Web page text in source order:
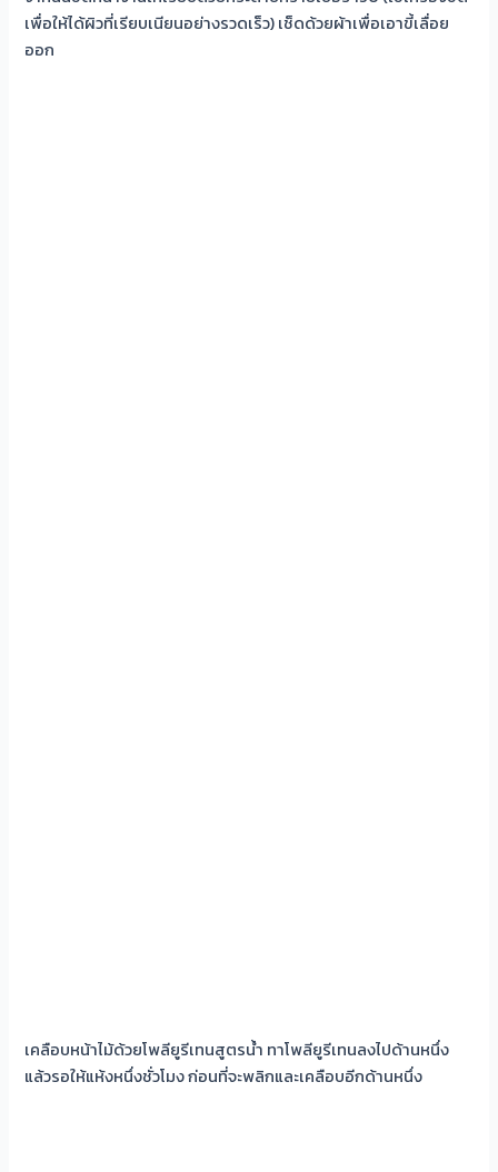
เพื่อให้ได้ผิวที่เรียบเนียนอย่างรวดเร็ว) เช็ดด้วยผ้าเพื่อเอาขี้เลื่อย
ออก
เคลือบหน้าไม้ด้วยโพลียูรีเทนสูตรน้ำ ทาโพลียูรีเทนลงไปด้านหนึ่ง
แล้วรอให้แห้งหนึ่งชั่วโมง ก่อนที่จะพลิกและเคลือบอีกด้านหนึ่ง